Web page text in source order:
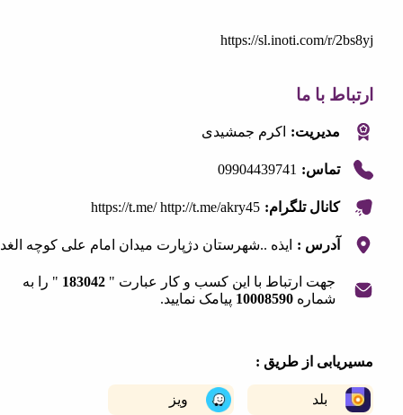
https://sl.inoti.com/r/
با ما
مدیریت: اکرم جمشیدی
تماس: 09904439741
کانال تلگرام: https://t.me/ http://t.me/akry45
آدرس : ایذه ..شهرستان دژپارت میدان امام علی کوچه الغدیر
جهت ارتباط با این کسب و کار عبارت "183042" را به
شماره 10008590 پیامک نمایید.
از طریق :
ویز